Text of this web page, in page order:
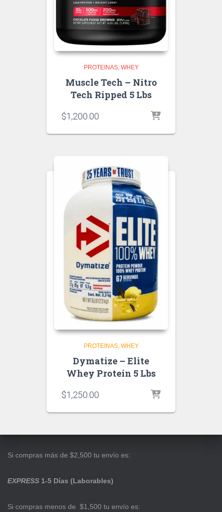
PROTEINAS WHEY
Muscle Tech – Nitro
Tech Ripped 5 Lbs
$1,200.00
PROTEINAS WHEY
Dymatize – Elite
Whey Protein 5 Lbs
$1,250.00
Si compras más de $2,500 tu envío es:
EXPRESS 1-5 Días (Laborables)
Si compras menos de $1,500 tu envío es: